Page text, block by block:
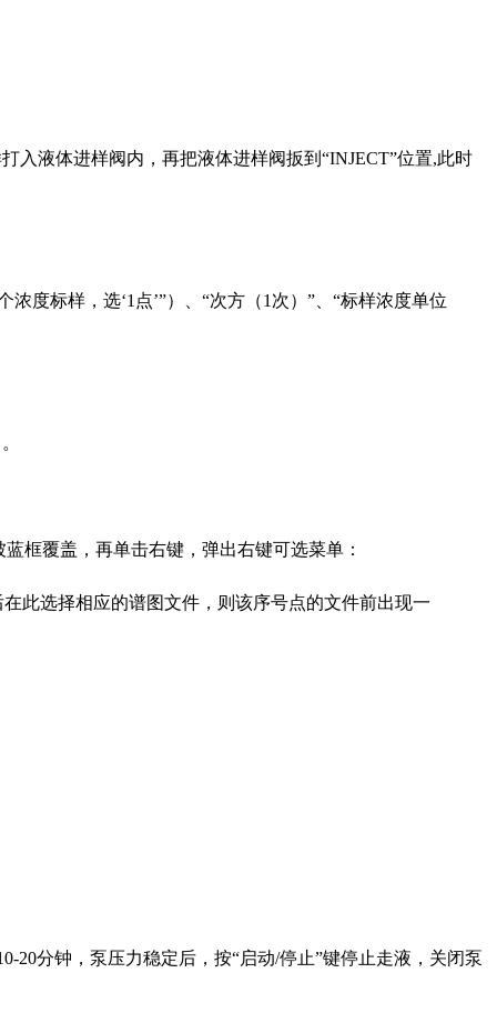
入液体进样阀内，再把液体进样阀扳到“INJECT”位置,此时
度标样，选‘1点’”）、“次方（1次）”、“标样浓度单位
框覆盖，再单击右键，弹出右键可选菜单：
此选择相应的谱图文件，则该序号点的文件前出现一
20分钟，泵压力稳定后，按“启动/停止”键停止走液，关闭泵